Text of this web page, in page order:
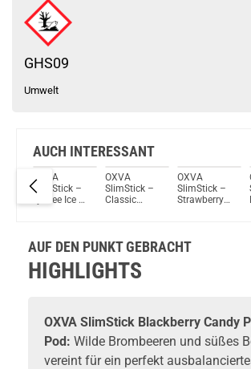
GHS09
Umwelt
AUCH INTERESSANT
OXVA
SlimStick –
Lychee Ice –
OXVA
SlimStick –
Classic
OXVA
SlimStick –
Strawberry
2er Pack
AUF DEN PUNKT GEBRACHT
HIGHLIGHTS
OXVA SlimStick Blackberry Candy
Pod: Wilde Brombeeren und süßes
vereint für ein perfekt